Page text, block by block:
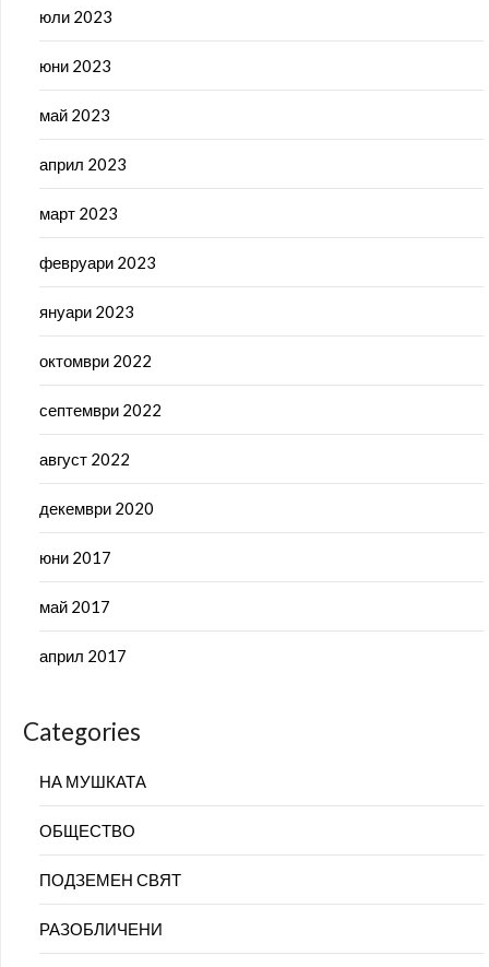
юли 2023
юни 2023
май 2023
април 2023
март 2023
февруари 2023
януари 2023
октомври 2022
септември 2022
август 2022
декември 2020
юни 2017
май 2017
април 2017
Categories
НА МУШКАТА
ОБЩЕСТВО
ПОДЗЕМЕН СВЯТ
РАЗОБЛИЧЕНИ